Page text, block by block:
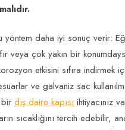
yöntem daha iyi sonuç verir:
veya çok yakın bir
etkisini sıfıra indirmek
ve galvaniz sac
bir dış daire kapısı ihtiyacınız
sıcaklığını tercih edebilir,